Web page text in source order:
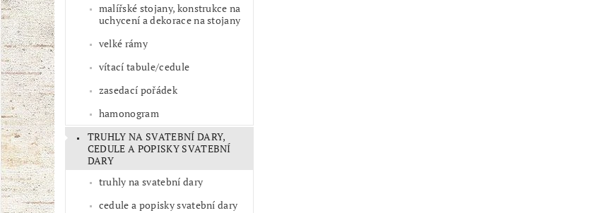
malířské stojany, konstrukce na
uchycení a dekorace na stojany
velké rámy
vítací tabule/cedule
zasedací pořádek
hamonogram
TRUHLY NA SVATEBNÍ DARY,
CEDULE A POPISKY SVATEBNÍ
DARY
truhly na svatební dary
cedule a popisky svatební dary